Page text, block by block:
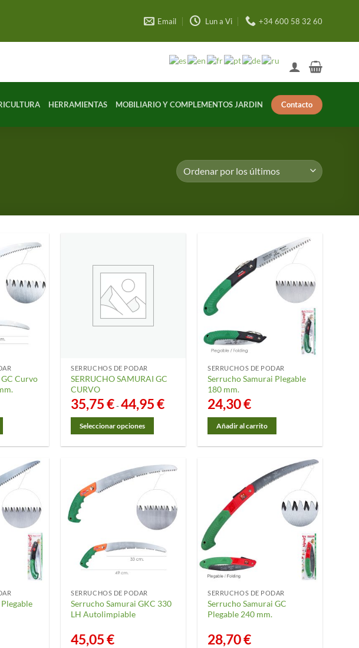
Email Lun a Vi +34 600 58 32 60
HERRAMIENTAS MOBILIARIO Y COMPLEMENTOS JARDIN Contacto
Curvo
SERRUCHOS DE PODAR
SERRUCHO SAMURAI GC
CURVO
35,75€-44,95€Rango
de
44,95 €
Seleccionar opciones
múltiples
variantes.
Las
opciones
pueden
elegir
la
página
de
SERRUCHOS DE PODAR
Serrucho Samurai Plegable
180 mm.
24,30€
Añadir al carrito
SERRUCHOS DE PODAR
Serrucho Samurai GKC 330
LH Autolimpiable
45,05€
SERRUCHOS DE PODAR
Serrucho Samurai GC
Plegable 240 mm.
28,70€